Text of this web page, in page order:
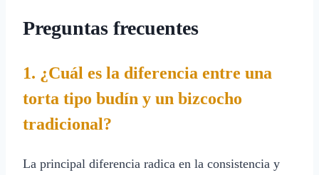
Preguntas frecuentes
1. ¿Cuál es la diferencia entre una
torta tipo budín y un bizcocho
tradicional?
La principal diferencia radica en la consistencia y